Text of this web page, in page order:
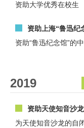
资助大学优秀在校生
资助上海“鲁迅纪
资助“鲁迅纪念馆”的
2019
资助天使知音沙龙
为天使知音沙龙的自